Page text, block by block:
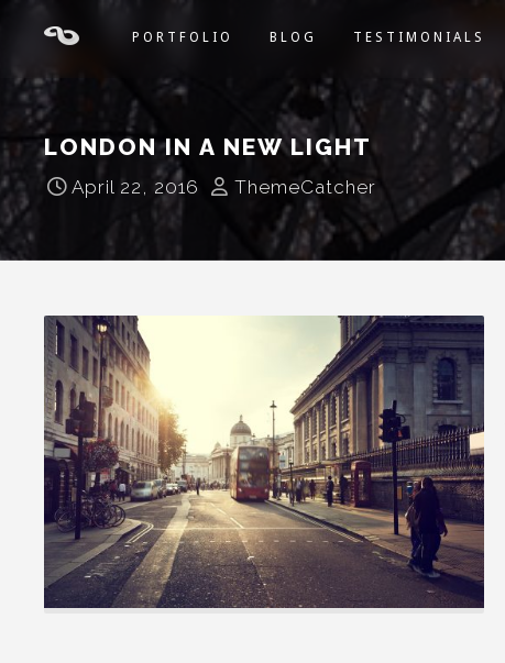
PORTFOLIO BLOG TESTIMONIALS
LONDON IN A NEW LIGHT
April 22, 2016 ThemeCatcher